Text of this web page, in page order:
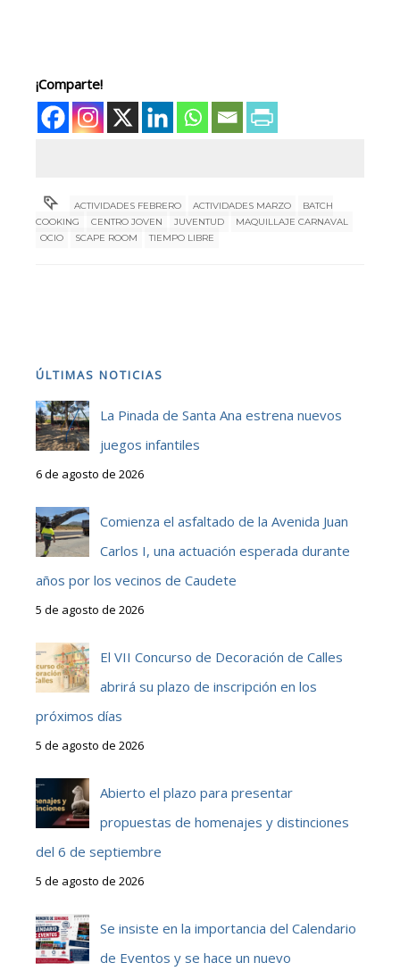
¡Comparte!
ACTIVIDADES FEBRERO ACTIVIDADES MARZO
BATCH
COOKING
CENTRO JOVEN JUVENTUD
MAQUILLAJE CARNAVAL
OCIO
SCAPE ROOM TIEMPO LIBRE
ÚLTIMAS NOTICIAS
La Pinada de Santa Ana estrena nuevos
juegos infantiles
6 de agosto de 2026
Comienza el asfaltado de la Avenida Juan
Carlos I, una actuación esperada durante
años por los vecinos de Caudete
5 de agosto de 2026
El VII Concurso de Decoración de Calles
abrirá su plazo de inscripción en los
próximos días
5 de agosto de 2026
Abierto el plazo para presentar
propuestas de homenajes y distinciones
del 6 de septiembre
5 de agosto de 2026
Se insiste en la importancia del Calendario
de Eventos y se hace un nuevo